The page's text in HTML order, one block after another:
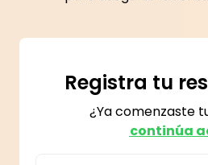
Registra tu
¿Ya comenzaste
continúa